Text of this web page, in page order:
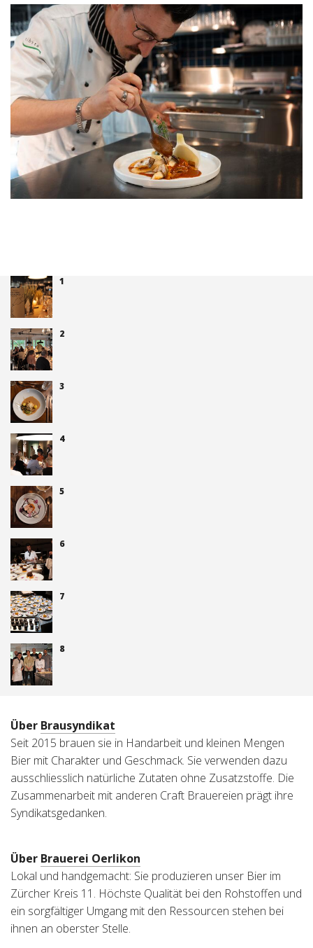
1
2
3
4
5
6
7
8
Über Brausyndikat
Seit 2015 brauen sie in Handarbeit und kleinen Mengen
Bier mit Charakter und Geschmack. Sie verwenden dazu
ausschliesslich natürliche Zutaten ohne Zusatzstoffe. Die
Zusammenarbeit mit anderen Craft Brauereien prägt ihre
Syndikatsgedanken.
Über Brauerei Oerlikon
Lokal und handgemacht: Sie produzieren unser Bier im
Zürcher Kreis 11. Höchste Qualität bei den Rohstoffen und
ein sorgfältiger Umgang mit den Ressourcen stehen bei
ihnen an oberster Stelle.